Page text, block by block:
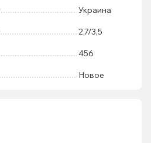
Украина
2,7/3,5
456
Новое